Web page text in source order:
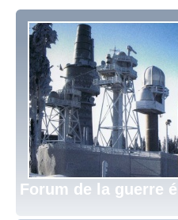
Forum de la guerre